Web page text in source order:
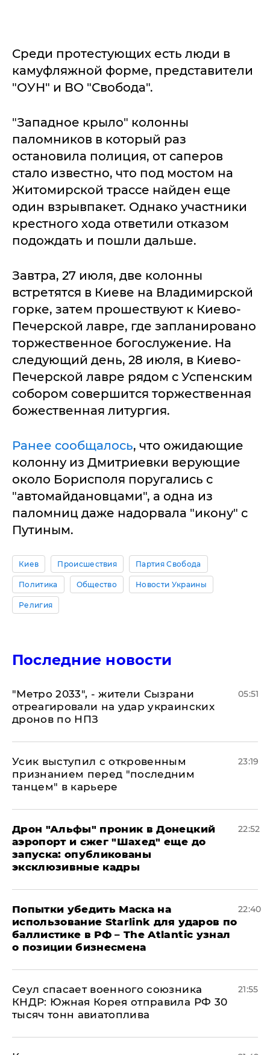
Среди протестующих есть люди в
камуфляжной форме, представители
"ОУН" и ВО "Свобода".
"Западное крыло" колонны
паломников в который раз
остановила полиция, от саперов
стало известно, что под мостом на
Житомирской трассе найден еще
один взрывпакет. Однако участники
крестного хода ответили отказом
подождать и пошли дальше.
Завтра, 27 июля, две колонны
встретятся в Киеве на Владимирской
горке, затем прошествуют к Киево-
Печерской лавре, где запланировано
торжественное богослужение. На
следующий день, 28 июля, в Киево-
Печерской лавре рядом с Успенским
собором совершится торжественная
божественная литургия.
Ранее сообщалось, что ожидающие
колонну из Дмитриевки верующие
около Борисполя поругались с
"автомайдановцами", а одна из
паломниц даже надорвала "икону" с
Путиным.
Киев Происшествия Партия Свобода
Политика Общество Новости Украины
Религия
Последние новости
"Метро 2033", - жители Сызрани
отреагировали на удар украинских
дронов по НПЗ
05:51
Усик выступил с откровенным
признанием перед "последним
танцем" в карьере
23:19
Дрон "Альфы" проник в Донецкий
аэропорт и сжег "Шахед" еще до
запуска: опубликованы
эксклюзивные кадры
22:52
Попытки убедить Маска на
использование Starlink для ударов по
баллистике в РФ – The Atlantic узнал
о позиции бизнесмена
22:40
​Сеул спасает военного союзника
КНДР: Южная Корея отправила РФ 30
тысяч тонн авиатоплива
21:55